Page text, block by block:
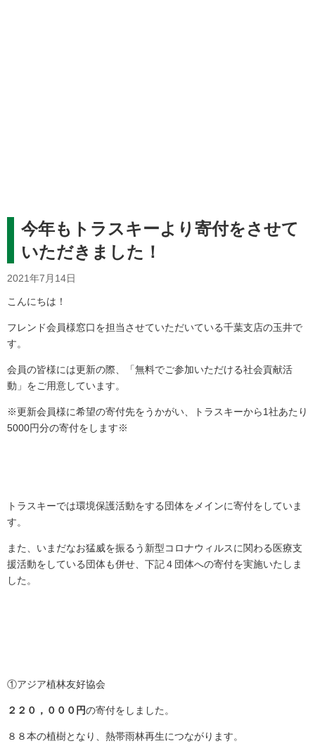
今年もトラスキーより寄付をさせて
いただきました！
2021年7月14日
こんにちは！
フレンド会員様窓口を担当させていただいている千葉支店の玉井で
す。
会員の皆様には更新の際、「無料でご参加いただける社会貢献活
動」をご用意しています。
※更新会員様に希望の寄付先をうかがい、トラスキーから1社あたり
5000円分の寄付をします※
トラスキーでは環境保護活動をする団体をメインに寄付をしていま
す。
また、いまだなお猛威を振るう新型コロナウィルスに関わる医療支
援活動をしている団体も併せ、下記４団体への寄付を実施いたしま
した。
①アジア植林友好協会
２２０，０００円の寄付をしました。
８８本の植樹となり、熱帯雨林再生につながります。